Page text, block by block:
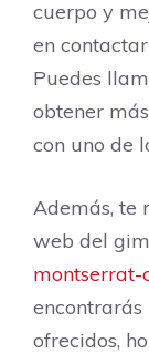
cuerpo y
en
Puedes
obtener
con uno de
Además, te
web del
montserrat-
encontrarás
ofrecidos,